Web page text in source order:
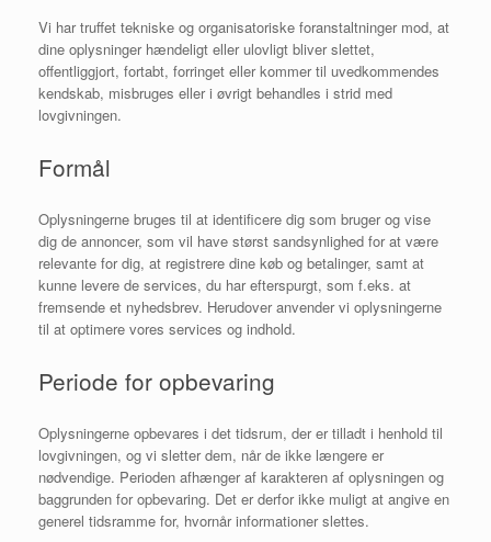
Vi har truffet tekniske og organisatoriske foranstaltninger mod, at
dine oplysninger hændeligt ellerulovligt bliver slettet,
offentliggjort, fortabt, forringet eller kommer til uvedkommendes
kendskab, misbruges eller i øvrigt behandles i strid med
lovgivningen.
Formål
Oplysningerne bruges til at identificere dig som bruger og vise
dig de annoncer, som vil have størst sandsynlighed for at være
relevante for dig, at registrere dine køb og betalinger, samt at
kunne levere de services, du har efterspurgt, som f.eks. at
fremsende et nyhedsbrev. Herudoveranvender vi oplysningerne
til at optimere vores services og indhold.
Periode for opbevaring
Oplysningerne opbevares i det tidsrum, der er tilladt i henhold til
lovgivningen, og vi sletter dem, når de ikke længere er
nødvendige. Perioden afhænger af karakteren af oplysningen og
baggrunden for opbevaring. Det er derfor ikke muligt at angive en
generel tidsramme for, hvornårinformationer slettes.